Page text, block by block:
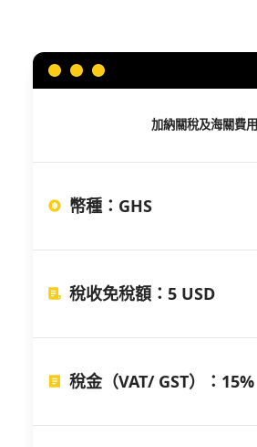
加納關稅及海關費用
幣種 ： GHS
稅收免稅額 ： 5 USD
稅金（VAT/ GST） ： 15%